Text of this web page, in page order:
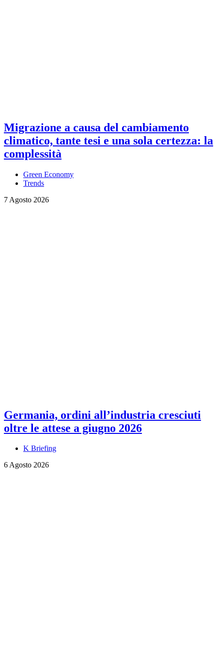
Migrazione a causa del cambiamento
climatico, tante tesi e una sola certezza: la
complessità
Green Economy
Trends
7 Agosto 2026
Germania, ordini all’industria cresciuti
oltre le attese a giugno 2026
K Briefing
6 Agosto 2026